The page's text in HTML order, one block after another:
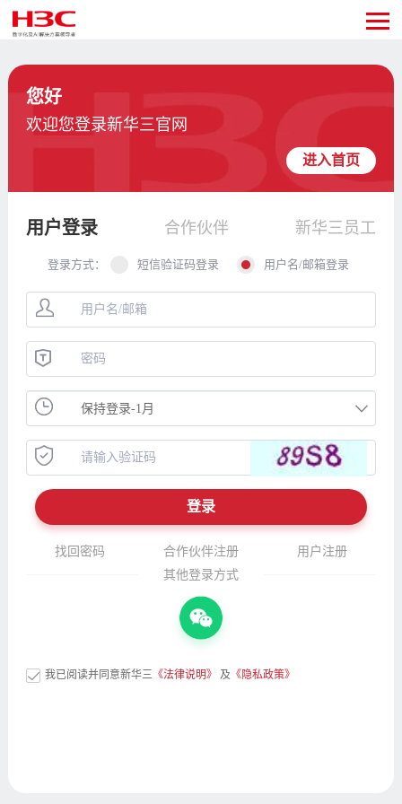
您好
欢迎您登录新华三官网
进入首页
用户登录 合作伙伴 新华三员工
登录方式： 短信验证码登录 用户名/邮箱登录
找回密码 合作伙伴注册
用户注册
其他登录方式
我已阅读并同意新华三《法律说明》 及 《隐私政策》